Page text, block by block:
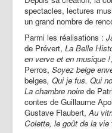
spectacles, lectures
un grand nombre de
Parmi les réalisations :
de Prévert, La Belle
en verve et en musique !,
Perros, Soyez belge
belges, Qui je fus. Qui
La chambre noire de
contes de Guillaume
Gustave Flaubert,Au
Colette, le goût de la vie